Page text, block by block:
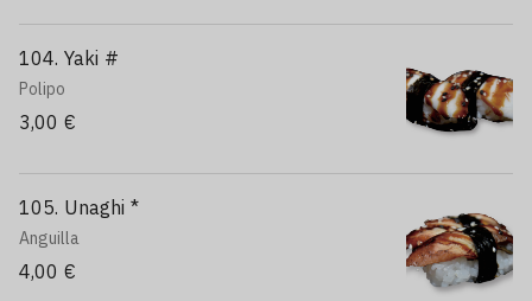
104. Yaki #
Polipo
3,00 €
105. Unaghi *
Anguilla
4,00 €